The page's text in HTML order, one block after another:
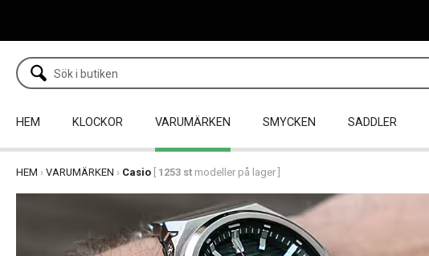
HEM KLOCKOR VARUMÄRKEN SMYCKEN SADDLER
HEM › VARUMÄRKEN › Casio 1253 st modeller på lager ]